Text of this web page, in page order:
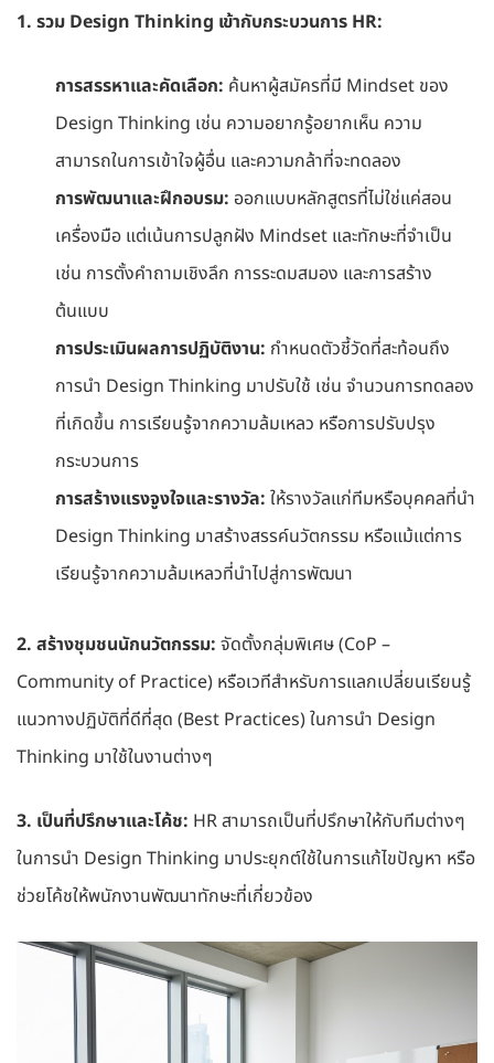
1. รวม Design Thinking เข้ากับกระบวนการ HR:
การสรรหาและคัดเลือก: ค้นหาผู้สมัครที่มี Mindset ของ
Design Thinking เช่น ความอยากรู้อยากเห็น ความ
สามารถในการเข้าใจผู้อื่น และความกล้าที่จะทดลอง
การพัฒนาและฝึกอบรม: ออกแบบหลักสูตรที่ไม่ใช่แค่สอน
เครื่องมือ แต่เน้นการปลูกฝัง Mindset และทักษะที่จำเป็น
เช่น การตั้งคำถามเชิงลึก การระดมสมอง และการสร้าง
ต้นแบบ
การประเมินผลการปฏิบัติงาน: กำหนดตัวชี้วัดที่สะท้อนถึง
การนำ Design Thinking มาปรับใช้ เช่น จำนวนการทดลอง
ที่เกิดขึ้น การเรียนรู้จากความล้มเหลว หรือการปรับปรุง
กระบวนการ
การสร้างแรงจูงใจและรางวัล: ให้รางวัลแก่ทีมหรือบุคคลที่นำ
Design Thinking มาสร้างสรรค์นวัตกรรม หรือแม้แต่การ
เรียนรู้จากความล้มเหลวที่นำไปสู่การพัฒนา
2. สร้างชุมชนนักนวัตกรรม: จัดตั้งกลุ่มพิเศษ (CoP –
Community of Practice) หรือเวทีสำหรับการแลกเปลี่ยนเรียนรู้
แนวทางปฏิบัติที่ดีที่สุด (Best Practices) ในการนำ Design
Thinking มาใช้ในงานต่างๆ
3. เป็นที่ปรึกษาและโค้ช: HR สามารถเป็นที่ปรึกษาให้กับทีมต่างๆ
ในการนำ Design Thinking มาประยุกต์ใช้ในการแก้ไขปัญหา หรือ
ช่วยโค้ชให้พนักงานพัฒนาทักษะที่เกี่ยวข้อง